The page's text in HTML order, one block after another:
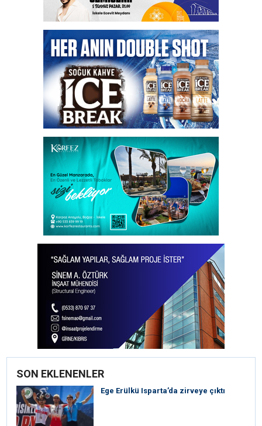
SON EKLENENLER
Ege Erülkü Isparta’da zirveye çıktı